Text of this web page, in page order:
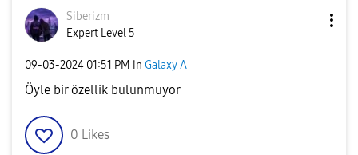
Siberizm
Expert Level 5
‎09-03-2024 01:51 PM in Galaxy A
Öyle bir özellik bulunmuyor
0 Likes